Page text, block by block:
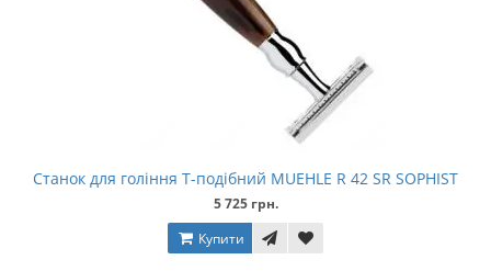
Станок для гоління Т-подібний MUEHLE R 42 SR SOPHIST
5 725 грн.
Купити